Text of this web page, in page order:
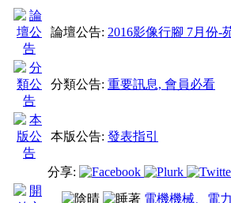
則也將包含論
此會員在舒發
是否適合合乎
竟一些議題比
切入, 這些都很
論壇公告: 2016影像行腳 7月份-
分類公告: 重要訊息, 會員必看
本版公告: 發表指引
分享:
電機機械、電